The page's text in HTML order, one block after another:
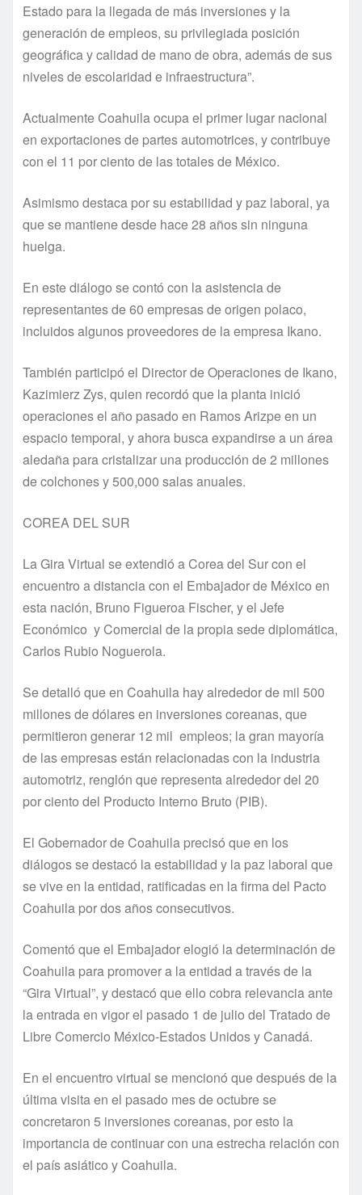
Estado para la llegada de más inversiones y la
generación de empleos, su privilegiada posición
geográfica y calidad de mano de obra, además de sus
niveles de escolaridad e infraestructura”.
Actualmente Coahuila ocupa el primer lugar nacional
en exportaciones de partes automotrices, y contribuye
con el 11 por ciento de las totales de México.
Asimismo destaca por su estabilidad y paz laboral, ya
que se mantiene desde hace 28 años sin ninguna
huelga.
En este diálogo se contó con la asistencia de
representantes de 60 empresas de origen polaco,
incluidos algunos proveedores de la empresa Ikano.
También participó el Director de Operaciones de Ikano,
Kazimierz Zys, quien recordó que la planta inició
operaciones el año pasado en Ramos Arizpe en un
espacio temporal, y ahora busca expandirse a un área
aledaña para cristalizar una producción de 2 millones
de colchones y 500,000 salas anuales.
COREA DEL SUR
La Gira Virtual se extendió a Corea del Sur con el
encuentro a distancia con el Embajador de México en
esta nación, Bruno Figueroa Fischer, y el Jefe
Económico y Comercial de la propia sede diplomática,
Carlos Rubio Noguerola.
Se detalló que en Coahuila hay alrededor de mil 500
millones de dólares en inversiones coreanas, que
permitieron generar 12 mil empleos; la gran mayoría
de las empresas están relacionadas con la industria
automotriz, renglón que representa alrededor del 20
por ciento del Producto Interno Bruto (PIB).
El Gobernador de Coahuila precisó que en los
diálogos se destacó la estabilidad y la paz laboral que
se vive en la entidad, ratificadas en la firma del Pacto
Coahuila por dos años consecutivos.
Comentó que el Embajador elogió la determinación de
Coahuila para promover a la entidad a través de la
“Gira Virtual”, y destacó que ello cobra relevancia ante
la entrada en vigor el pasado 1 de julio del Tratado de
Libre Comercio México-Estados Unidos y Canadá.
En el encuentro virtual se mencionó que después de la
última visita en el pasado mes de octubre se
concretaron 5 inversiones coreanas, por esto la
importancia de continuar con una estrecha relación con
el país asiático y Coahuila.